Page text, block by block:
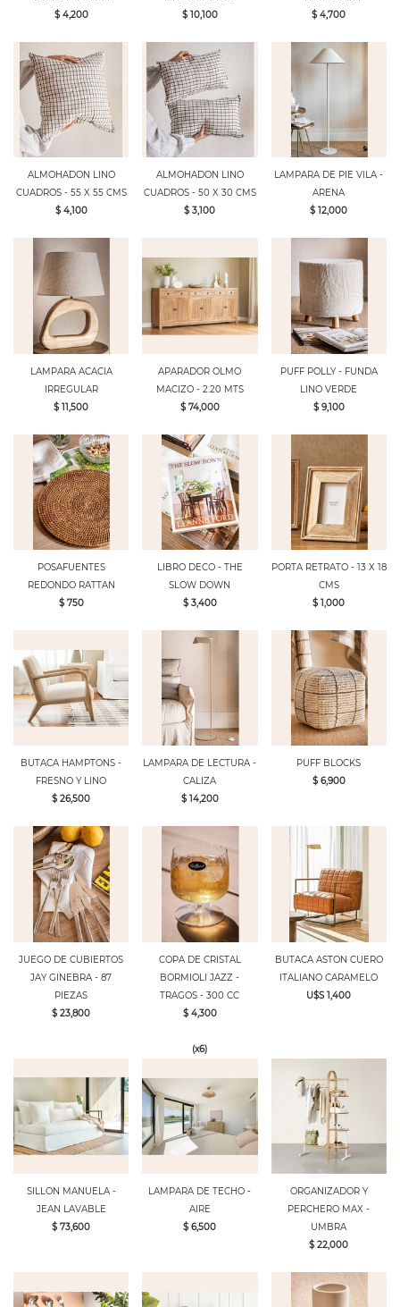
$ 4,200
$ 10,100
$ 4,700
ALMOHADON LINO
CUADROS - 55 X 55 CMS
$ 4,100
ALMOHADON LINO
CUADROS - 50 X 30 CMS
$ 3,100
LAMPARA DE PIE VILA -
ARENA
$ 12,000
LAMPARA ACACIA
IRREGULAR
$ 11,500
APARADOR OLMO
MACIZO - 2.20 MTS
$ 74,000
PUFF POLLY - FUNDA
LINO VERDE
$ 9,100
POSAFUENTES
REDONDO RATTAN
$ 750
LIBRO DECO - THE
SLOW DOWN
$ 3,400
PORTA RETRATO - 13 X 18
CMS
$ 1,000
BUTACA HAMPTONS -
FRESNO Y LINO
$ 26,500
LAMPARA DE LECTURA -
CALIZA
$ 14,200
PUFF BLOCKS
$ 6,900
JUEGO DE CUBIERTOS
JAY GINEBRA - 87
PIEZAS
$ 23,800
COPA DE CRISTAL
BORMIOLI JAZZ -
TRAGOS - 300 CC
$ 4,300
(x6)
BUTACA ASTON CUERO
ITALIANO CARAMELO
U$S 1,400
SILLON MANUELA -
JEAN LAVABLE
$ 73,600
LAMPARA DE TECHO -
AIRE
$ 6,500
ORGANIZADOR Y
PERCHERO MAX -
UMBRA
$ 22,000